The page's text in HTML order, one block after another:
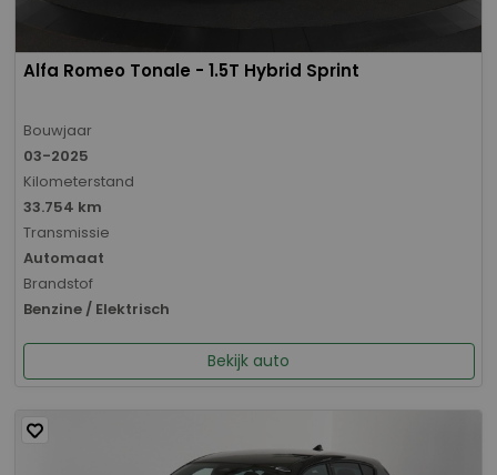
Alfa Romeo Tonale - 1.5T Hybrid Sprint
Bouwjaar
03-2025
Kilometerstand
33.754 km
Transmissie
Automaat
Brandstof
Benzine / Elektrisch
Bekijk auto